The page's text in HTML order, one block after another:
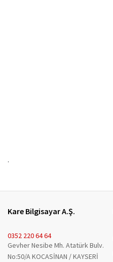
.
Kare Bilgisayar A.Ş.
0352 220 64 64
Gevher Nesibe Mh. Atatürk Bulv.
No:50/A KOCASİNAN / KAYSERİ